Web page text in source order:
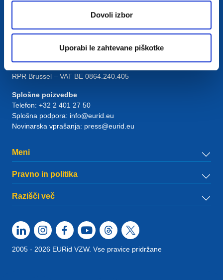
Dovoli izbor
Uporabi le zahtevane piškotke
Stik
European Registry for Internet Domains vzw (EURid)
RPR Brussel – VAT BE 0864.240.405
Splošne poizvedbe
Telefon: +32 2 401 27 50
Splošna podpora: info@eurid.eu
Novinarska vprašanja: press@eurid.eu
Meni
Pravno in politika
Razišči več
2005 - 2026 EURid VZW. Vse pravice pridržane